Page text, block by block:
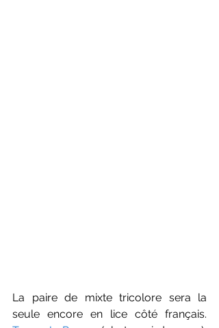
La paire de mixte tricolore sera la